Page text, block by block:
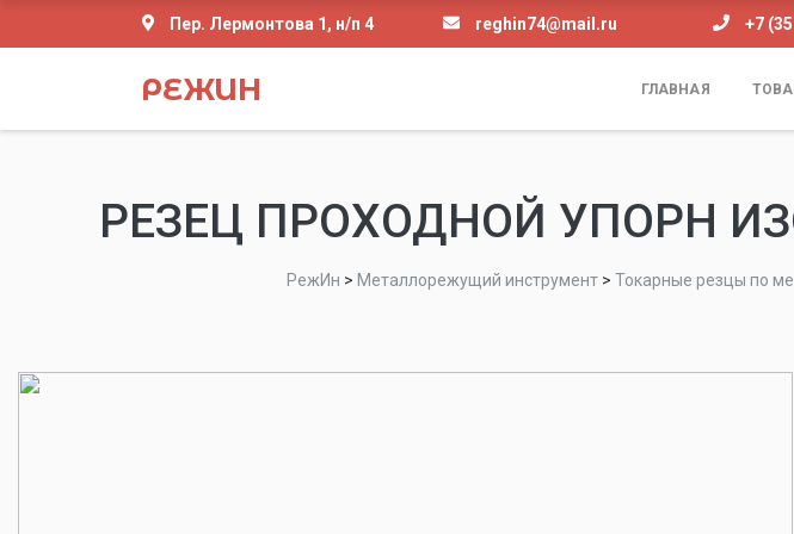
Пер. Лермонтова 1, н/п 4 reghin74@mail.ru +7
РЕЖИН ГЛАВНАЯ
РЕЗЕЦ ПРОХОДНОЙ УПОРН
РежИн > Металлорежущий инструмент > Токарные резцы по